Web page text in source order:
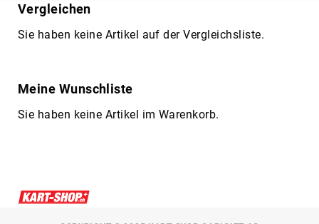
Vergleichen
Sie haben keine Artikel auf der Vergleichsliste.
Meine Wunschliste
Sie haben keine Artikel im Warenkorb.